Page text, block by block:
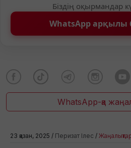
Біздің оқырмандар
WhatsApp арқылы
WhatsApp-қа
23 қазан, 2025 / Перизат Ілес /